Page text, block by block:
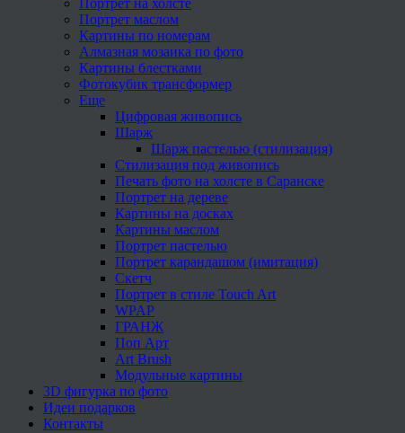
Портрет на холсте
Портрет маслом
Картины по номерам
Алмазная мозаика по фото
Картины блестками
Фотокубик трансформер
Еще
Цифровая живопись
Шарж
Шарж пастелью (стилизация)
Стилизация под живопись
Печать фото на холсте в Саранске
Портрет на дереве
Картины на досках
Картины маслом
Портрет пастелью
Портрет карандашом (имитация)
Скетч
Портрет в стиле Touch Art
WPAP
ГРАНЖ
Поп Арт
Art Brush
Модульные картины
3D фигурка по фото
Идеи подарков
Контакты